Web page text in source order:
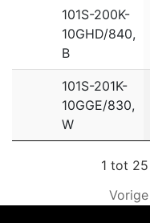
101S-200K-
10GHD/840,
B
101S-201K-
10GGE/830,
W
1 tot
Vorige